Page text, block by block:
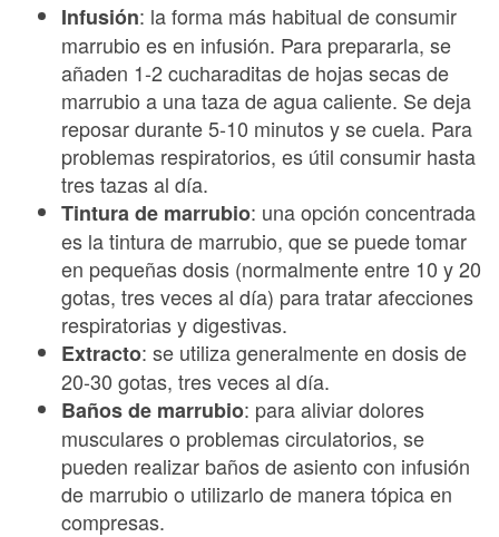
Infusión: la forma más habitual de consumir
marrubio es en infusión. Para prepararla, se
añaden 1-2 cucharaditas de hojas secas de
marrubio a una taza de agua caliente. Se deja
reposar durante 5-10 minutos y se cuela. Para
problemas respiratorios, es útil consumir hasta
tres tazas al día.
Tintura de marrubio: una opción concentrada
es la tintura de marrubio, que se puede tomar
en pequeñas dosis (normalmente entre 10 y 20
gotas, tres veces al día) para tratar afecciones
respiratorias y digestivas.
Extracto: se utiliza generalmente en dosis de
20-30 gotas, tres veces al día.
Baños de marrubio: para aliviar dolores
musculares o problemas circulatorios, se
pueden realizar baños de asiento con infusión
de marrubio o utilizarlo de manera tópica en
compresas.